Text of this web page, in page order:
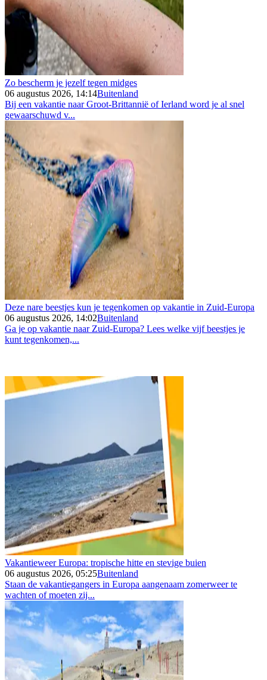
Zo bescherm je jezelf tegen midges
06 augustus 2026, 14:14Buitenland
Bij een vakantie naar Groot-Brittannië of Ierland word je al snel
gewaarschuwd v...
Deze nare beestjes kun je tegenkomen op vakantie in Zuid-Europa
06 augustus 2026, 14:02Buitenland
Ga je op vakantie naar Zuid-Europa? Lees welke vijf beestjes je
kunt tegenkomen,...
Vakantieweer Europa: tropische hitte en stevige buien
06 augustus 2026, 05:25Buitenland
Staan de vakantiegangers in Europa aangenaam zomerweer te
wachten of moeten zij...